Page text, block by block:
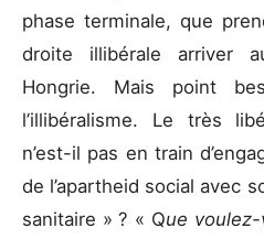
phase terminale, que
droite illibérale arriver
Hongrie. Mais point
l’illibéralisme. Le très
n’est-il pas en train
de l’apartheid social avec
sanitaire » ? « Que